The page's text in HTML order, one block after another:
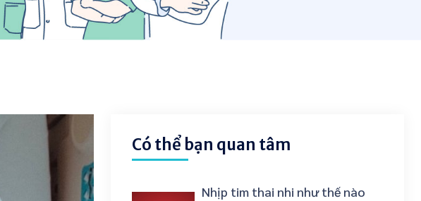
Có thể bạn quan tâm
Nhịp tim thai nhi như thế nào